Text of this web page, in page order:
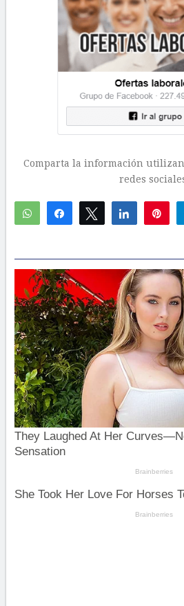
Comparta la información
redes
WhatsAppCompartirTwittear Compartir